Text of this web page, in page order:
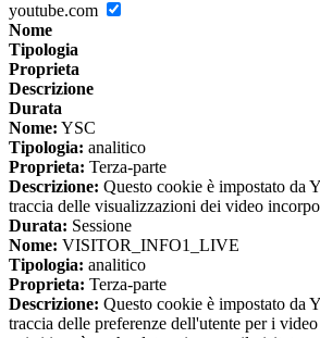
youtube.com
Nome
Tipologia
Proprieta
Descrizione
Durata
Nome: YSC
Tipologia: analitico
Proprieta: Terza-parte
Descrizione: Questo cookie è impostato da
traccia delle visualizzazioni dei video
Durata: Sessione
Nome: VISITOR_INFO1_LIVE
Tipologia: analitico
Proprieta: Terza-parte
Descrizione: Questo cookie è impostato da
traccia delle preferenze dell'utente per i